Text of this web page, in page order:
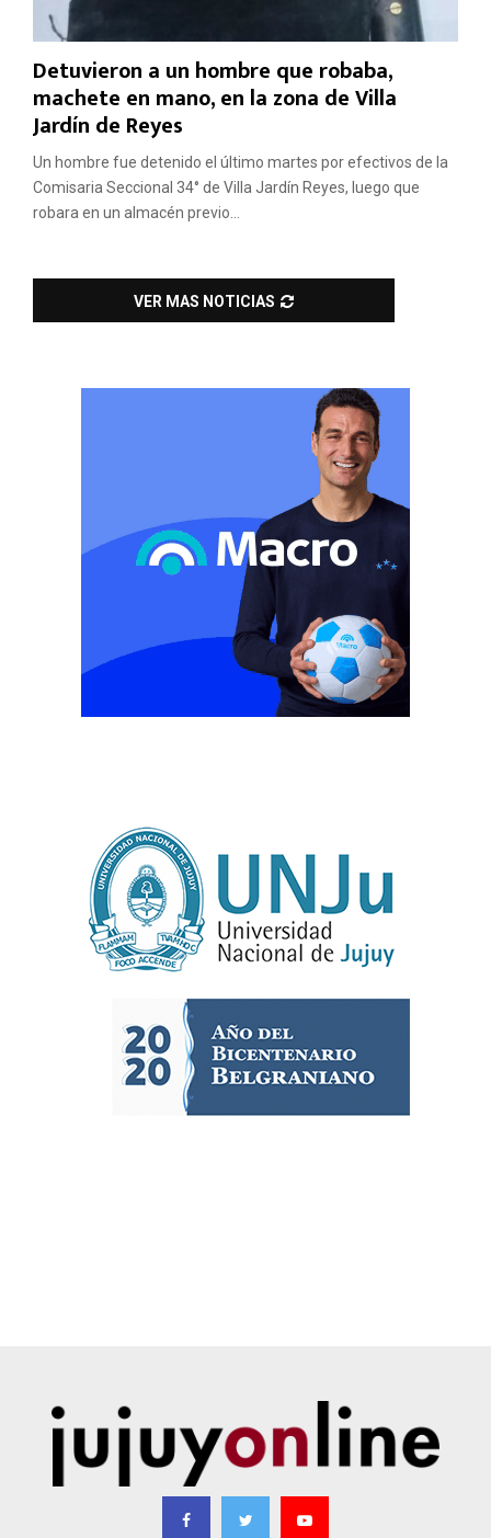
Detuvieron a un hombre que robaba,
machete en mano, en la zona de Villa
Jardín de Reyes
Un hombre fue detenido el último martes por efectivos de la
Comisaria Seccional 34° de Villa Jardín Reyes, luego que
robara en un almacén previo...
VER MAS NOTICIAS